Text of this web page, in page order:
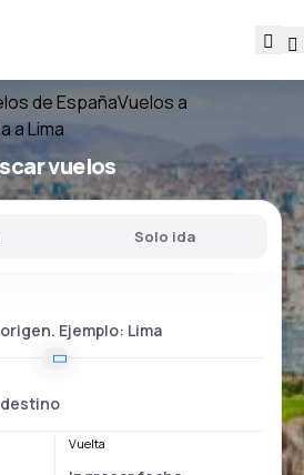
de EspañaVuelos a
a Lima
vuelos
Solo ida
Vuelta